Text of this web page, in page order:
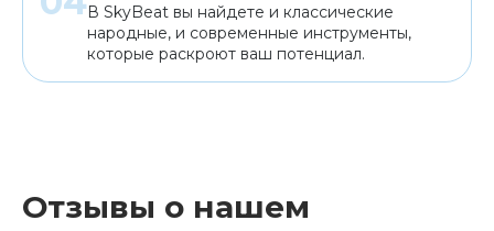
В SkyBeat вы найдете и классические
народные, и современные инструменты,
которые раскроют ваш потенциал.
Отзывы о нашем